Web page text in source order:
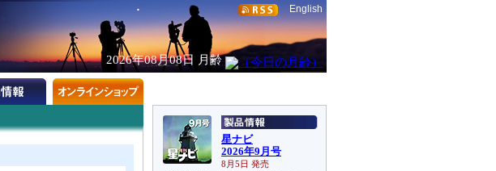
English
2026年08月08日 月齢
星ナビ
2026年9月号
8月5日 発売